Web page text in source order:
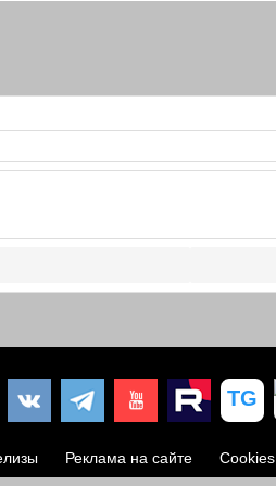
Реклама на сайте Cookies